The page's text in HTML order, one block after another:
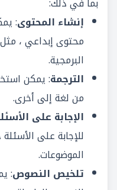
إنشاء المحتوى
محتوى إبداعي ،
البرمجية.
الترجمة
من لغة إلى أخرى.
الإجابة على
للإجابة على
الموضوعات.
تلخيص النصوص